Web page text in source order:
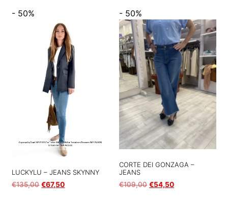
- 50%
LUCKYLU – JEANS SKYNNY
€135,00 €67,50
- 50%
CORTE DEI GONZAGA –
JEANS
€109,00 €54,50